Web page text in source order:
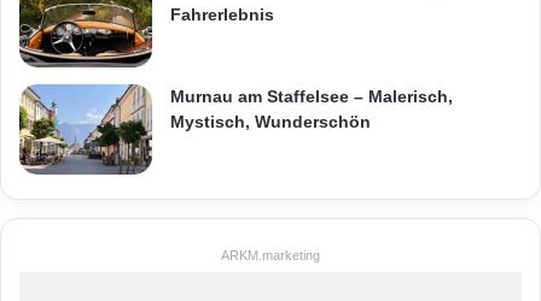
Fahrerlebnis
Murnau am Staffelsee – Malerisch,
Mystisch, Wunderschön
ARKM.marketing